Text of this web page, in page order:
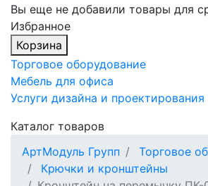
Вы еще не добавили товары для
Избранное
Корзина
Торговое оборудование
Мебель для офиса
Услуги дизайна и проектирования
Каталог товаров
АртМодуль Групп
Торговое
Крючки и кронштейны